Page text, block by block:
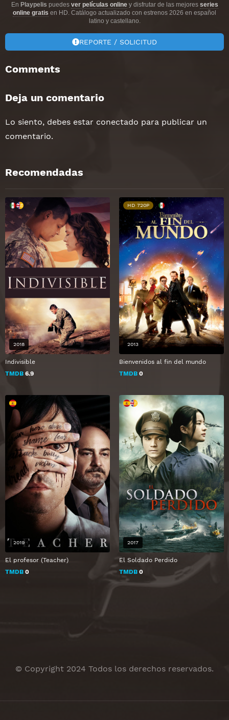
En Playpelis puedes ver películas onliney disfrutar de las mejores series
online gratis en HD. Catálogo actualizado con estrenos 2026 en español
latino y castellano.
REPORTE / SOLICITUD
Comments
Deja un comentario
Lo siento, debes estar conectado para publicar un
comentario.
Recomendadas
Indivisible
TMDB 6.9
2018
Bienvenidos al fin del mundo
TMDB 0
HD 720P
2013
El profesor (Teacher)
TMDB 0
2019
El Soldado Perdido
TMDB 0
2017
© Copyright 2024 Todos los derechos reservados.